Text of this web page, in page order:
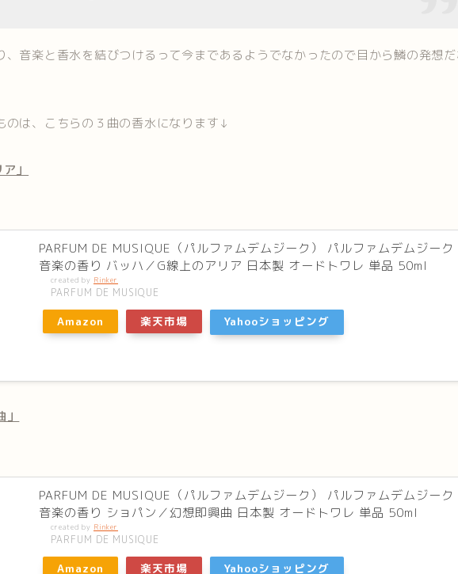
、音楽と香水を結びつけるって今まであるようでなかったので目から鱗の発想
のは、こちらの３曲の香水になります↓
」
PARFUM DE MUSIQUE（パルファムデムジーク） パルファムデムジーク
音楽の香り バッハ／G線上のアリア 日本製 オードトワレ 単品 50ml
created by Rinker
PARFUM DE MUSIQUE
Amazon 楽天市場 Yahooショッピング
PARFUM DE MUSIQUE（パルファムデムジーク） パルファムデムジーク
音楽の香り ショパン／幻想即興曲 日本製 オードトワレ 単品 50ml
created by Rinker
PARFUM DE MUSIQUE
Amazon 楽天市場 Yahooショッピング